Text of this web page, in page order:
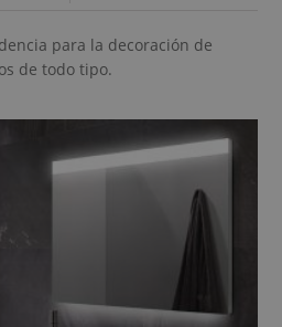
para la decoración de
de todo tipo.